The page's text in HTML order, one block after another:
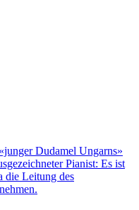
Dudamel Ungarns»
Pianist: Es ist
Leitung des